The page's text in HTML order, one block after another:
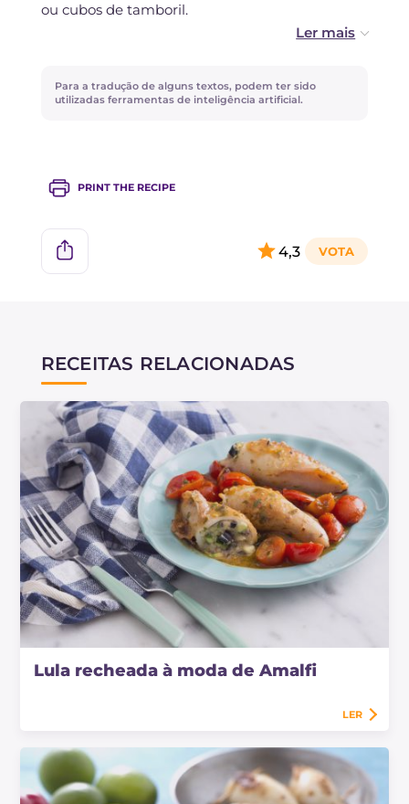
ou cubos de tamboril.
defumado ou tiras de presunto cru salteadas na
frigideira.
Para a tradução de alguns textos, podem ter sido
utilizadas ferramentas de inteligência artificial.
PRINT THE RECIPE
4,3
RECEITAS RELACIONADAS
Lula recheada à moda de Amalfi
LER